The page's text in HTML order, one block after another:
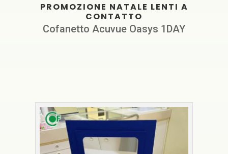
PROMOZIONE NATALE LENTI A
CONTATTO
Cofanetto Acuvue Oasys 1DAY